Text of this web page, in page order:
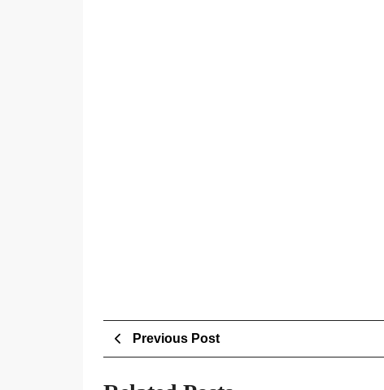
Post
navigation
Previous PostPrevious
Post